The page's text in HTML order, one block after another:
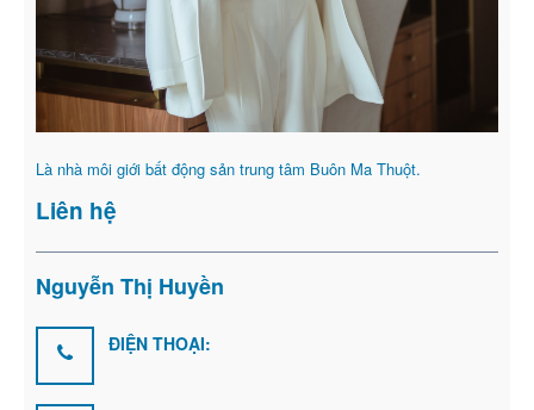
Là nhà môi giới bất động sản trung tâm Buôn Ma Thuột.
Liên hệ
Nguyễn Thị Huyền
ĐIỆN THOẠI: